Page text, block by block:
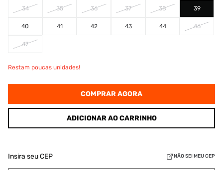
34 35 36 37 38 39
40 41 42 43 44 46
47
Restam poucas unidades!
COMPRAR AGORA
ADICIONAR AO CARRINHO
Insira seu CEP NÃO SEI MEU CEP